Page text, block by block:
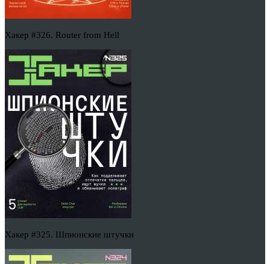
Хакер #326. Router from Hell
Хакер #325. Шпионские штучки